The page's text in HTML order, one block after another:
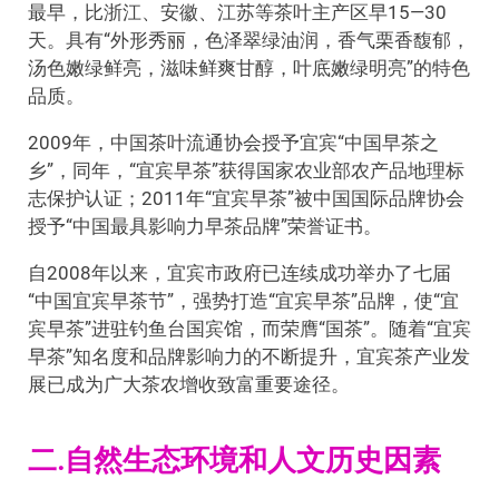
最早，比浙江、安徽、江苏等茶叶主产区早15—30
天。具有“外形秀丽，色泽翠绿油润，香气栗香馥郁，
汤色嫩绿鲜亮，滋味鲜爽甘醇，叶底嫩绿明亮”的特色
品质。
2009年，中国茶叶流通协会授予宜宾“中国早茶之
乡”，同年，“宜宾早茶”获得国家农业部农产品地理标
志保护认证；2011年“宜宾早茶”被中国国际品牌协会
授予“中国最具影响力早茶品牌”荣誉证书。
自2008年以来，宜宾市政府已连续成功举办了七届
“中国宜宾早茶节”，强势打造“宜宾早茶”品牌，使“宜
宾早茶”进驻钓鱼台国宾馆，而荣膺“国茶”。随着“宜宾
早茶”知名度和品牌影响力的不断提升，宜宾茶产业发
展已成为广大茶农增收致富重要途径。
二.自然生态环境和人文历史因素